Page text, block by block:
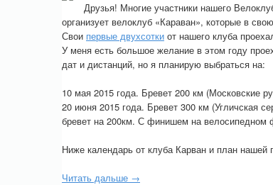
Друзья! Многие участники нашего
организует велоклуб «Караван», которые в
Свои первые двухсотки от нашего клуба
У меня есть большое желание в этом году
дат и дистанций, но я планирую выбраться на:
10 мая 2015 года. Бревет 200 км (Московские
20 июня 2015 года. Бревет 300 км (Угличская
бревет на 200км. С финишем на велосипедном
Ниже календарь от клуба Карван и план нашей
Читать дальше →